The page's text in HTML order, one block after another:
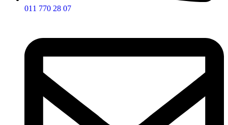
011 770 28 07